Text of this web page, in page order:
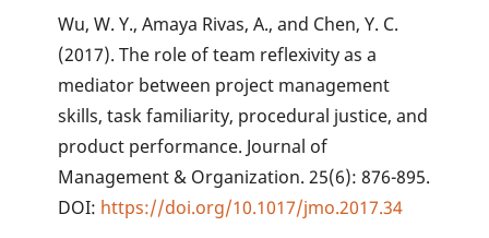
Wu, W. Y., Amaya Rivas, A., and Chen, Y. C.
(2017). The role of team reflexivity as a
mediator between project management
skills, task familiarity, procedural justice, and
product performance. Journal of
Management & Organization. 25(6): 876-895.
DOI: https://doi.org/10.1017/jmo.2017.34